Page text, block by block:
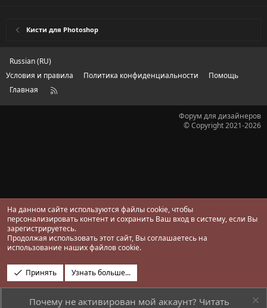
Кисти для Photoshop
Russian (RU)
Условия и правила
Политика конфиденциальности
Помощь
Главная
R
Форум для дизайнеров
© Copyright 2021-2026
На данном сайте используются файлы cookie, чтобы
персонализировать контент и сохранить Ваш вход в систему, если Вы
зарегистрируетесь.
Продолжая использовать этот сайт, Вы соглашаетесь на
использование наших файлов cookie.
Принять Узнать больше...
Почему не активирован мой аккаунт? Читать